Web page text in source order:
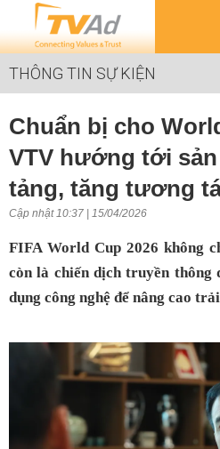
THÔNG TIN SỰ KIỆN
Chuẩn bị cho
VTV hướng tới
tảng, tăng tương
Cập nhật 10:37 | 15/04/2026
FIFA World Cup 2026 không
còn là chiến dịch truyền thông
dụng công nghệ để nâng cao